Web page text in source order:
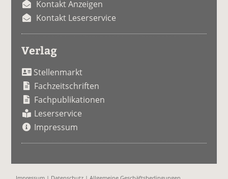
Kontakt Anzeigen
Kontakt Leserservice
Verlag
Stellenmarkt
Fachzeitschriften
Fachpublikationen
Leserservice
Impressum